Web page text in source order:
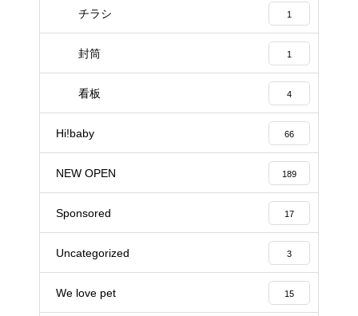
チラシ 1
封筒 1
看板 4
Hi!baby 66
NEW OPEN 189
Sponsored 17
Uncategorized 3
We love pet 15